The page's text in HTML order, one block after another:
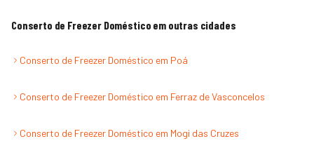
Conserto de Freezer Doméstico em outras cidades
Conserto de Freezer Doméstico em Poá
Conserto de Freezer Doméstico em Ferraz de Vasconcelos
Conserto de Freezer Doméstico em Mogi das Cruzes